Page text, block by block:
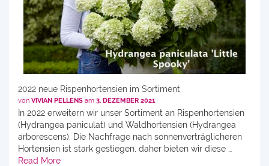
2022 neue Rispenhortensien im Sortiment
von VIVIAN PELLENS am 3. DEZEMBER 2021
In 2022 erweitern wir unser Sortiment an Rispenhortensien
(Hydrangea paniculat) und Waldhortensien (Hydrangea
arborescens). Die Nachfrage nach sonnenverträglicheren
Hortensien ist stark gestiegen, daher bieten wir diese …
Read More